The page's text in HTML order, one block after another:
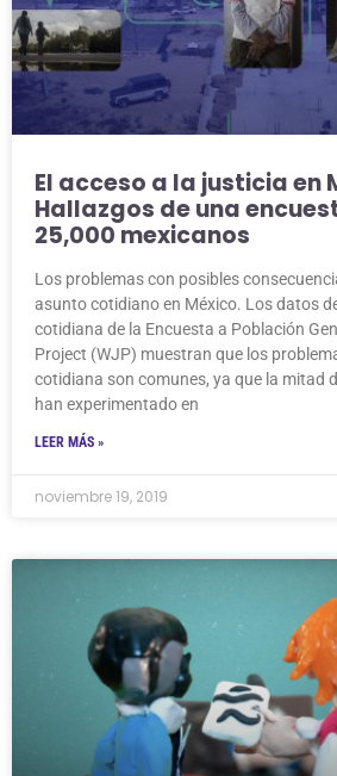
El acceso a la justicia en
Hallazgos de una
25,000 mexicanos
Los problemas con posibles
asunto cotidiano en México. Los datos
cotidiana de la Encuesta a Población
Project (WJP) muestran que los
cotidiana son comunes, ya que la mitad
han experimentado en
LEER MÁS »
noviembre 19, 2019